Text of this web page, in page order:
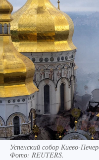
Успенский собор Киево-
Фото: REUTERS.